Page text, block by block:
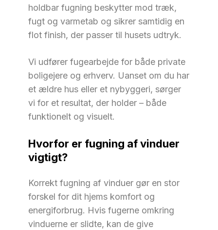
holdbar fugning beskytter mod træk,
fugt og varmetab og sikrer samtidig en
flot finish, der passer til husets udtryk.
Vi udfører fugearbejde for både private
boligejere og erhverv. Uanset om du har
et ældre hus eller et nybyggeri, sørger
vi for et resultat, der holder – både
funktionelt og visuelt.
Hvorfor er fugning af vinduer
vigtigt?
Korrekt fugning af vinduer gør en stor
forskel for dit hjems komfort og
energiforbrug. Hvis fugerne omkring
vinduerne er slidte, kan de give